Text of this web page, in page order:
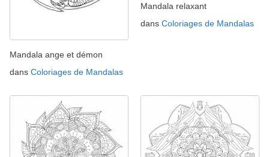
Mandala ange et démon
dans Coloriages de Mandalas
Mandala relaxant
dans Coloriages de Mandalas